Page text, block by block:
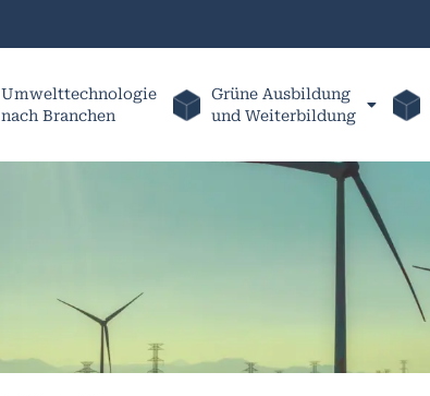
Umwelttechnologie
nach Branchen
Grüne Ausbildung
und Weiterbildung